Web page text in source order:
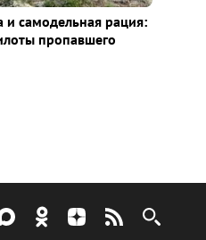
и самодельная рация:
пропавшего